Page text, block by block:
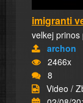
imigranti
velkej
archon
2466x
8
Video /